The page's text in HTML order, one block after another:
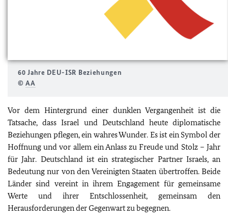
60 Jahre DEU-ISR Beziehungen
©AA
Vor dem Hintergrund einer dunklen Vergangenheit ist die
Tatsache, dass Israel und Deutschland heute diplomatische
Beziehungen pflegen, ein wahres Wunder. Es ist ein Symbol der
Hoffnung und vor allem ein Anlass zu Freude und Stolz – Jahr
für Jahr. Deutschland ist ein strategischer Partner Israels, an
Bedeutung nur von den Vereinigten Staaten übertroffen. Beide
Länder sind vereint in ihrem Engagement für gemeinsame
Werte und ihrer Entschlossenheit, gemeinsam den
Herausforderungen der Gegenwart zu begegnen.